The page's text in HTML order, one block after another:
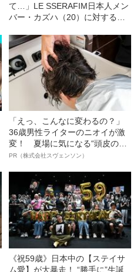
て…」LE SSERAFIM日本人メン
バー・カズハ（20）に対する、
者が解説〉
「えっ、こんなに変わるの？」
36歳男性ライターのニオイが激
変！ 夏場に気になる“頭皮のニ
オイ”や“ベタつき”を解消す
ト”が生み出した徹底ケアとは
PR（株式会社スヴェンソン）
《祝59歳》日本中の【ステイサ
ム愛】が大暴走！ “勝手に”生誕